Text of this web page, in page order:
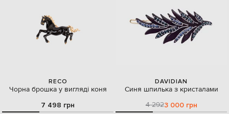
RECO
Чорна брошка у вигляді коня
7 498 грн
DAVIDIAN
Синя шпилька з кристалами
4 2923 000 грн